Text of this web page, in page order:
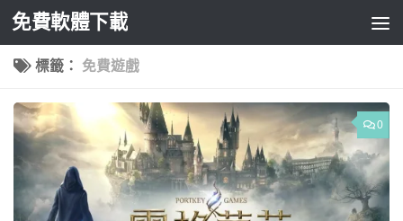
Skip to content
免費軟體下載
標籤： 免費遊戲
0